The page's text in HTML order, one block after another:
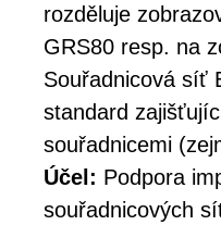
rozděluje
GRS80 resp. na
Souřadnicová síť
standard
souřadnicemi
Účel: Podpora
souřadnicových